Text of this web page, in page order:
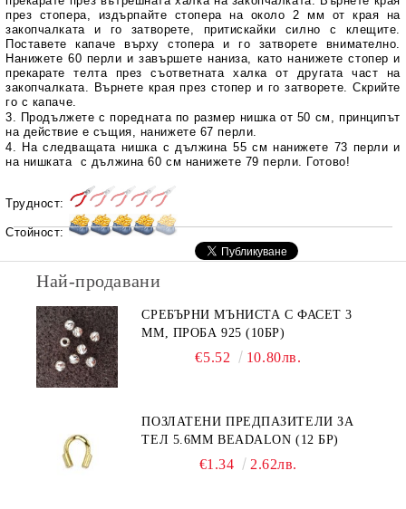
през стопера, издърпайте стопера на около 2 мм от края на
закопчалката и го затворете, притискайки силно с клещите.
Поставете капаче върху стопера и го затворете внимателно.
Нанижете 60 перли и завършете наниза, като нанижете стопер и
прекарате телта през съответната халка от другата част на
закопчалката. Върнете края през стопер и го затворете. Скрийте
го с капаче.
3. Продължете с поредната по размер нишка от 50 см, принципът
на действие е същия, нанижете 67 перли.
4. На следващата нишка с дължина 55 см нанижете 73 перли и
на нишката с дължина 60 см нанижете 79 перли. Готово!
Трудност:
Стойност:
Най-продавани
СРЕБЪРНИ МЪНИСТА С ФАСЕТ 3
ММ, ПРОБА 925 (10БР)
€5.52 10.80лв.
ПОЗЛАТЕНИ ПРЕДПАЗИТЕЛИ ЗА
ТЕЛ 5.6ММ BEADALON (12 БР)
€1.34 2.62лв.